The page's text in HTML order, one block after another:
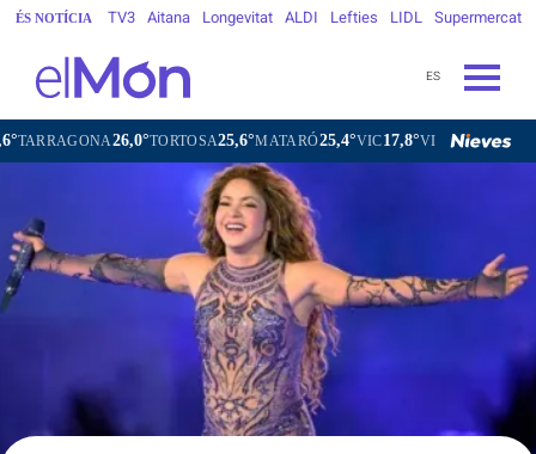
ÉS NOTÍCIA TV3 Aitana Longevitat ALDI Lefties LIDL Supermercat
ES
26,0°TORTOSA25,6°MATARÓ25,4°VIC17,8°VILAFRANCA DEL PENEDÈS